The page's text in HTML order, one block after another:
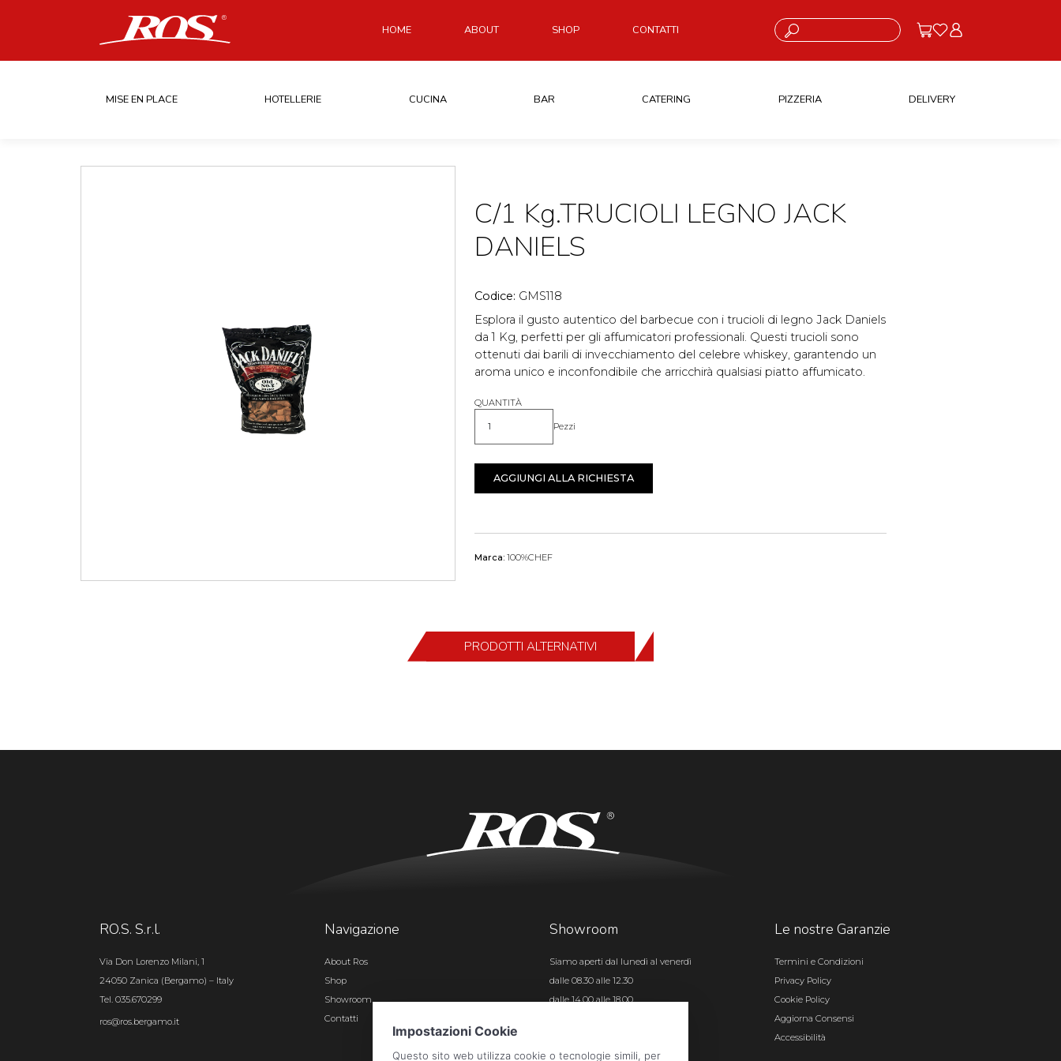
HOME ABOUT SHOP CONTATTI Cosa stai cercando?
MISE EN PLACE HOTELLERIE CUCINA BAR CATERING PIZZERIA DELIVERY
C/1 Kg.TRUCIOLI LEGNO JACK
DANIELS
Codice: GMS118
Esplora il gusto autentico del barbecue con i trucioli di legno Jack Daniels
da 1 Kg, perfetti per gli affumicatori professionali. Questi trucioli sono
ottenuti dai barili di invecchiamento del celebre whiskey, garantendo un
aroma unico e inconfondibile che arricchirà qualsiasi piatto affumicato.
QUANTITÀ
Quantità Pezzi
AGGIUNGI ALLA RICHIESTA
Marca: 100%CHEF
PRODOTTI ALTERNATIVI
RO.S. S.r.l.
Via Don Lorenzo Milani, 1
24050 Zanica (Bergamo) – Italy
Tel. 035.670299
ros@ros.bergamo.it
Navigazione
About Ros
Shop
Showroom
Contatti
Showroom
Siamo aperti dal lunedì al venerdì
dalle 08.30 alle 12.30
dalle 14.00 alle 18.00
Le nostre Garanzie
Termini e Condizioni
Privacy Policy
Cookie Policy
Aggiorna Consensi
Accessibilità